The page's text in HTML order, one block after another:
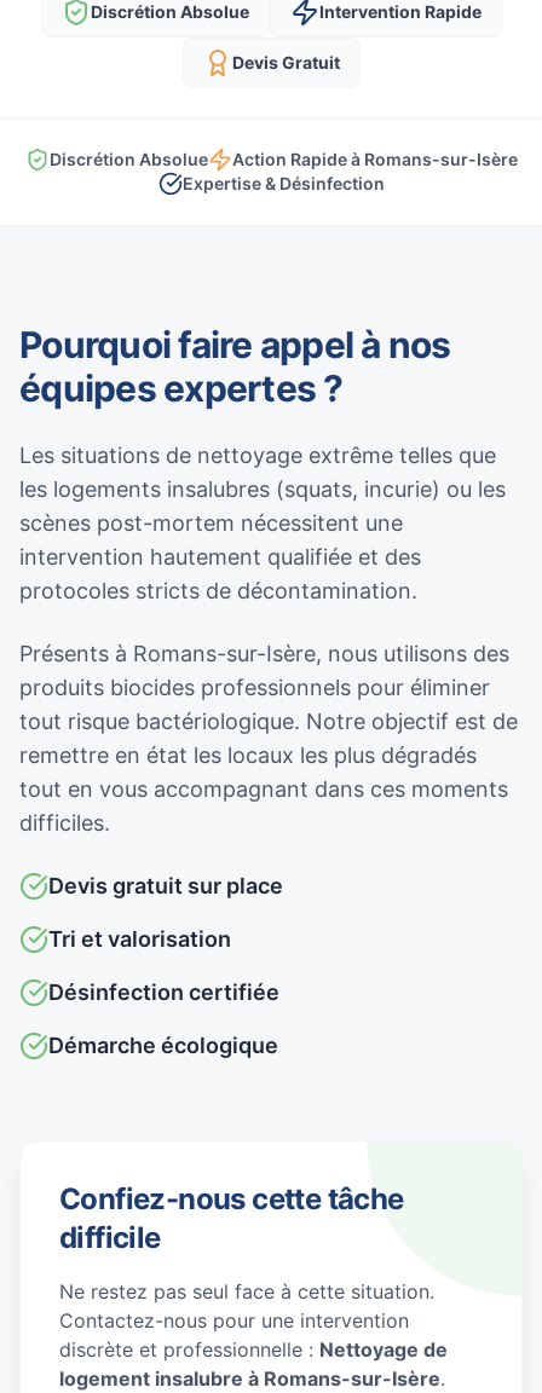
Discrétion Absolue Intervention Rapide
Devis Gratuit
Discrétion Absolue
Action Rapide à Romans-sur-Isère
Expertise & Désinfection
Pourquoi faire appel à nos
équipes expertes ?
Les situations de nettoyage extrême telles que
les logements insalubres (squats, incurie) ou les
scènes post-mortem nécessitent une
intervention hautement qualifiée et des
protocoles stricts de décontamination.
Présents à Romans-sur-Isère, nous utilisons des
produits biocides professionnels pour éliminer
tout risque bactériologique. Notre objectif est de
remettre en état les locaux les plus dégradés
tout en vous accompagnant dans ces moments
difficiles.
Devis gratuit sur place
Tri et valorisation
Désinfection certifiée
Démarche écologique
Confiez-nous cette tâche
difficile
Ne restez pas seul face à cette situation.
Contactez-nous pour une intervention
discrète et professionnelle : Nettoyage de
logement insalubre à Romans-sur-Isère.